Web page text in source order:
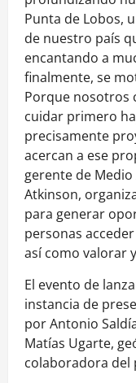
Punta de Lobos,
de nuestro país
encantando a
finalmente, se
Porque nosotros
cuidar primero
precisamente
acercan a ese
gerente de
Atkinson,
para generar
personas
así como valorar
El evento de
instancia de
por Antonio
Matías Ugarte,
colaboradora del